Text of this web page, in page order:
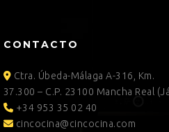
CONTACTO
Ctra. Úbeda-Málaga A-316, Km.
37.300 – C.P. 23100 Mancha Real
+34 953 35 02 40
cincocina@cincocina.com